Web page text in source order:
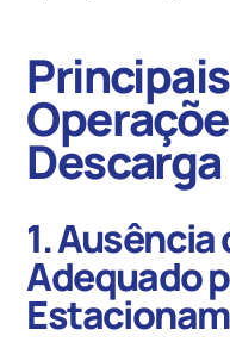
Descarga
1. Ausência
Adequado